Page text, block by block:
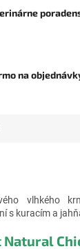
na
vlhkého
s kuracím a
Natural